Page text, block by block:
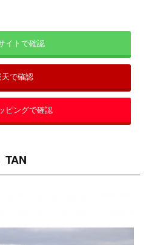
イトで確認
で確認
ピングで確認
TAN